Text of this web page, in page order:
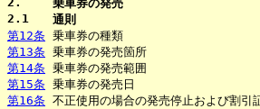
乗車券の発売
2.1
通則
第12条 乗車券の種類
第13条 乗車券の発売箇所
第14条 乗車券の発売範囲
第15条 乗車券の発売日
第16条 不正使用の場合の発売停止および割引